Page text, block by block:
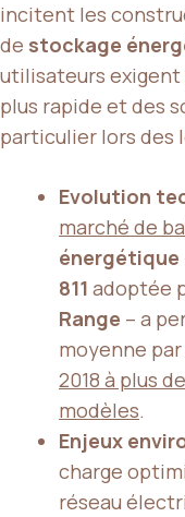
incitent les
de stockage
utilisateurs exigent
plus rapide et des
particulier lors des
Evolution
marché de
énergétique
811 adoptée
Range – a
moyenne
2018 à plus
modèles.
Enjeux
charge
réseau